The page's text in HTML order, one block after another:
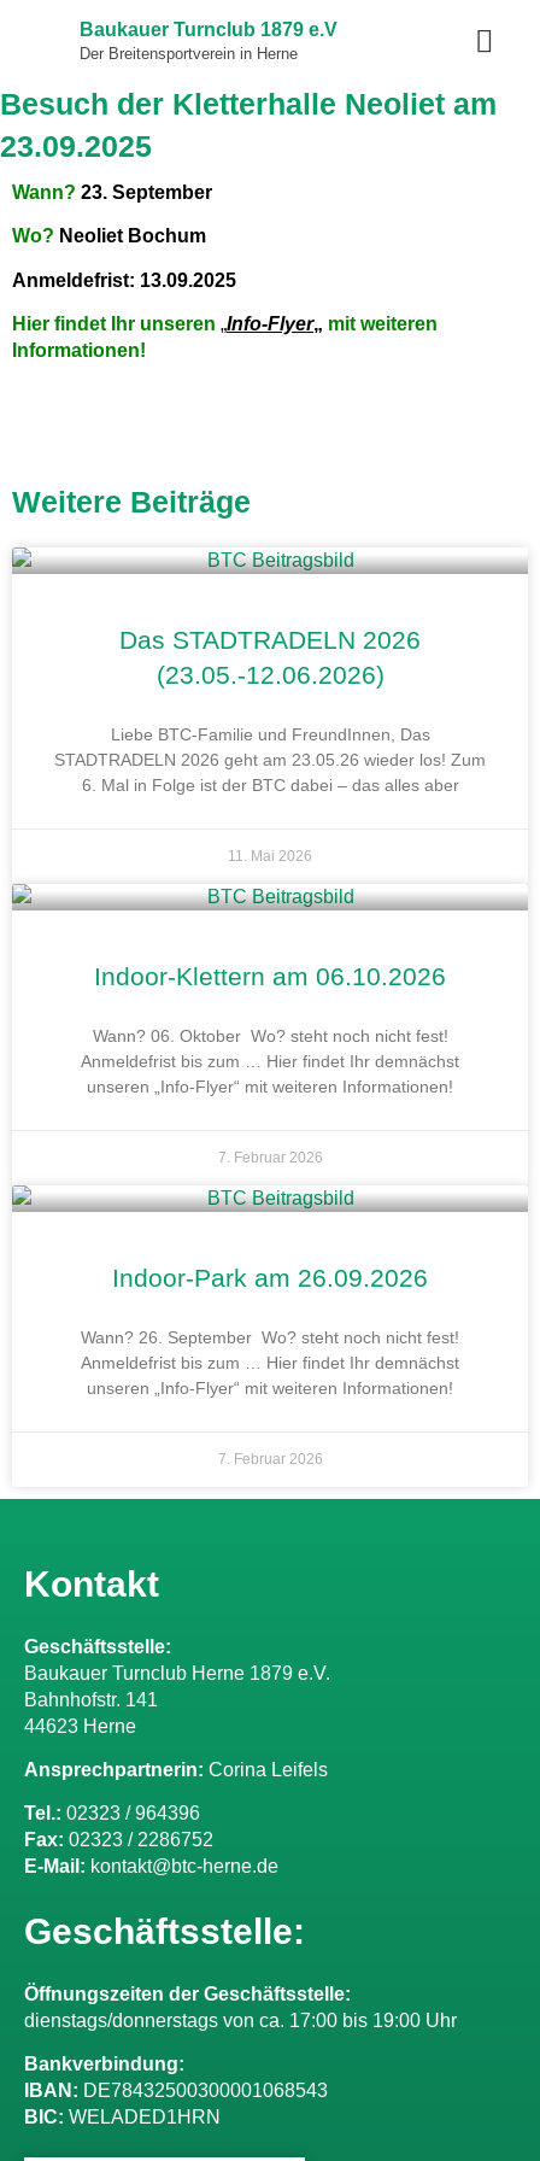
Baukauer Turnclub 1879 e.V
Der Breitensportverein in Herne
Besuch der Kletterhalle Neoliet am
23.09.2025
Wann? 23. September
Wo? Neoliet Bochum
Anmeldefrist: 13.09.2025
Hier findet Ihr unseren „Info-Flyer„ mit weiteren
Informationen!
Weitere Beiträge
Das STADTRADELN 2026
(23.05.-12.06.2026)
Liebe BTC-Familie und FreundInnen, Das
STADTRADELN 2026 geht am 23.05.26 wieder los! Zum
6. Mal in Folge ist der BTC dabei – das alles aber
11. Mai 2026
Indoor-Klettern am 06.10.2026
Wann? 06. Oktober Wo? steht noch nicht fest!
Anmeldefrist bis zum … Hier findet Ihr demnächst
unseren „Info-Flyer“ mit weiteren Informationen!
7. Februar 2026
Indoor-Park am 26.09.2026
Wann? 26. September Wo? steht noch nicht fest!
Anmeldefrist bis zum … Hier findet Ihr demnächst
unseren „Info-Flyer“ mit weiteren Informationen!
7. Februar 2026
Kontakt
Geschäftsstelle:
Baukauer Turnclub Herne 1879 e.V.
Bahnhofstr. 141
44623 Herne
Ansprechpartnerin: Corina Leifels
Tel.: 02323 / 964396
Fax: 02323 / 2286752
E-Mail: kontakt@btc-herne.de
Geschäftsstelle:
Öffnungszeiten der Geschäftsstelle:
dienstags/donnerstags von ca. 17:00 bis 19:00 Uhr
Bankverbindung:
IBAN: DE78432500300001068543
BIC: WELADED1HRN